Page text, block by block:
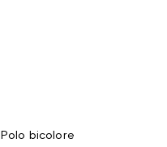
Polo bicolore